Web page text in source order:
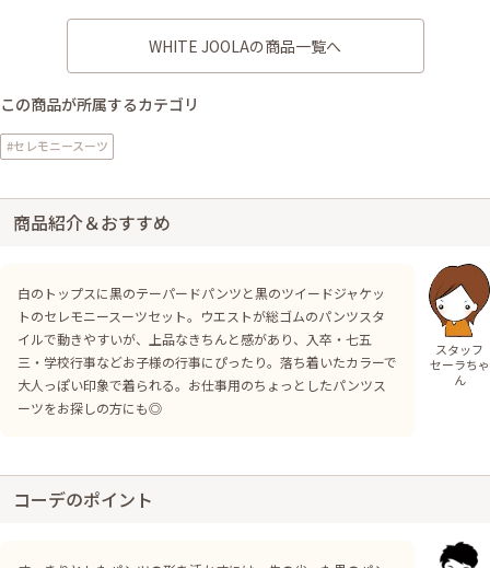
WHITE JOOLAの商品一覧へ
この商品が所属するカテゴリ
#セレモニースーツ
商品紹介＆おすすめ
白のトップスに黒のテーパードパンツと黒のツイードジャケッ
トのセレモニースーツセット。ウエストが総ゴムのパンツスタ
イルで動きやすいが、上品なきちんと感があり、入卒・七五
三・学校行事などお子様の行事にぴったり。落ち着いたカラーで
大人っぽい印象で着られる。お仕事用のちょっとしたパンツス
ーツをお探しの方にも◎
スタッフ
セーラちゃ
ん
コーデのポイント